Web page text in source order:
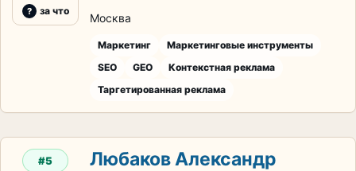
за что
Москва
Маркетинг
Маркетинговые инструменты
SEO
GEO
Контекстная реклама
Таргетированная реклама
#5 Любаков Александр